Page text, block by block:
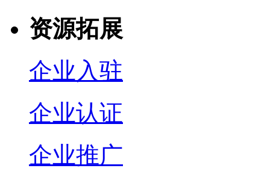
资源拓展
企业入驻
企业认证
企业推广